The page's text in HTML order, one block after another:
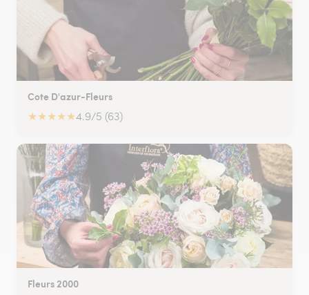
Cote D'azur-Fleurs
★★★★★4.9/5 (63)
Fleurs 2000